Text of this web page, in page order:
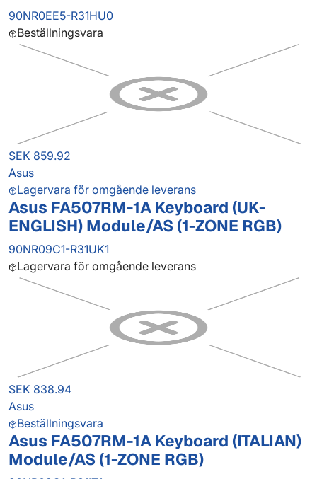
90NR0EE5-R31HU0
Beställningsvara
SEK 859.92
Asus
Lagervara för omgående leverans
Asus FA507RM-1A Keyboard (UK-
ENGLISH) Module/AS (1-ZONE RGB)
90NR09C1-R31UK1
Lagervara för omgående leverans
SEK 838.94
Asus
Beställningsvara
Asus FA507RM-1A Keyboard (ITALIAN)
Module/AS (1-ZONE RGB)